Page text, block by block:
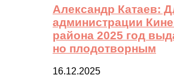
Александр Катаев:
администрации
района 2025 год
но плодотворным
16.12.2025